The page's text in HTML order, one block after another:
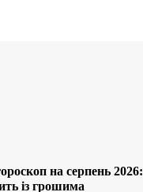
на серпень 2026:
із грошима